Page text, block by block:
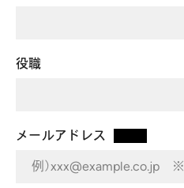
役職
メールアドレス